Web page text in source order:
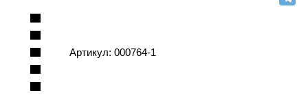
Артикул: 000764-1